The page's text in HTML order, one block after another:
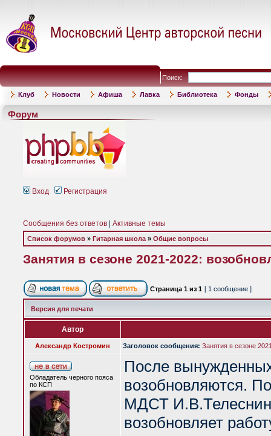
Поиск:
Клуб Новости Афиша Лавка Библиотека Фонды
Форум
Вход Регистрация
Сообщения без ответов Активные темы
Список форумов » Гитарная школа » Общие вопросы
Занятия в сезоне 2021-2022:
Страница 1 из 1 [ 1 сообщение ]
Версия для печати
Автор
Александр Костромин Заголовок сообщения: Занятия в сезоне
Обладатель черного пояса
по КСП
После
возобновляются.
МДСТ
возобновляет